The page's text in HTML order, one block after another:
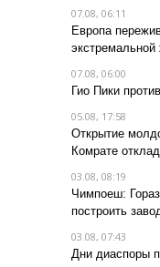
07.08, 06:11
Европа
07.08, 06:00
Гио Пики
05.08, 17:58
Открытие
Комрате
03.08, 08:19
Чимпоеш:
построить
03.08, 07:43
Дни диаспоры